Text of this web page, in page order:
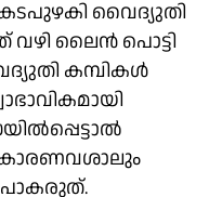
കടപുഴകി വൈദ്യുതി
ലൈന്‍ പൊട്ടി
കമ്പികള്‍